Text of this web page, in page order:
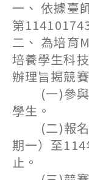
一、 依據臺
第
二、 為培育
培養學生科
辦理旨揭競
(一)參與
學生。
(二)報名
期一）至
止。